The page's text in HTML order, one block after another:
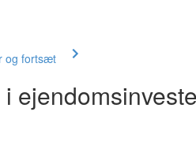
og fortsæt